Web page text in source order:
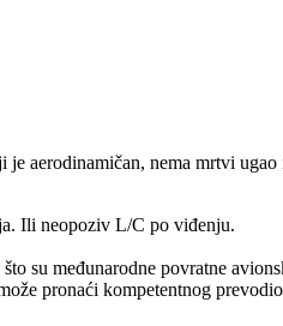
aerodinamičan, nema mrtvi
Ili neopoziv L/C po viđenju.
su međunarodne povratne
pronaći kompetentnog